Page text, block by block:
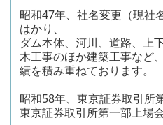
昭和47年、社名変更（現社
はかり、
ダム本体、河川、道路、上
木工事のほか建築工事など
績を積み重ねております。
昭和58年、東京証券取引所
東京証券取引所第一部上場